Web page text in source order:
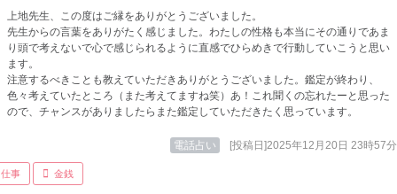
上地先生、この度はご縁をありがとうございました。
先生からの言葉をありがたく感じました。わたしの性格も本当にその通りであま
り頭で考えないで心で感じられるように直感でひらめきで行動していこうと思い
ます。
注意するべきことも教えていただきありがとうございました。鑑定が終わり、
色々考えていたところ（また考えてますね笑）あ！これ聞くの忘れたーと思った
ので、チャンスがありましたらまた鑑定していただきたく思っています。
電話占い [投稿日]2025年12月20日 23時57分
仕事 金銭